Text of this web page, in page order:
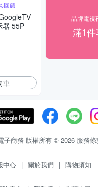
回饋
器 55P
車
品牌電視
滿1
子商務 版權所有 © 2026 服務條
中心 | 關於我們 | 購物須知